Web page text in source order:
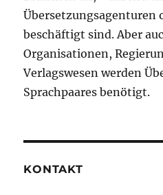
Übersetzungsagenturen
beschäftigt sind. Aber
Organisationen,
Verlagswesen werden
Sprachpaares benötigt.
KONTAKT